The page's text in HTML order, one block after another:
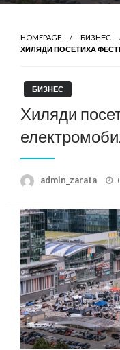
HOMEPAGE
БИЗНЕС
ХИЛЯДИ ПОСЕТИХА
БИЗНЕС
Хиляди
admin_zarata